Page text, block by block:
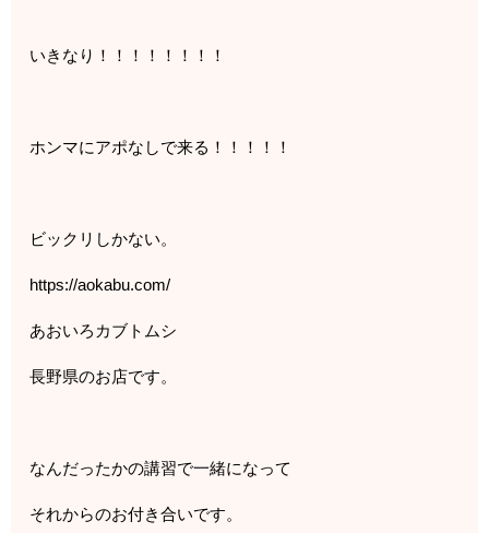
いきなり！！！！！！！！
ホンマにアポなしで来る！！！！！
ビックリしかない。
https://aokabu.com/
あおいろカブトムシ
長野県のお店です。
なんだったかの講習で一緒になって
それからのお付き合いです。